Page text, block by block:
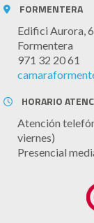
FORMENTERA
Edifici Aurora,
Formentera
971 32 20 61
HORARIO
Atención
viernes)
Presencial